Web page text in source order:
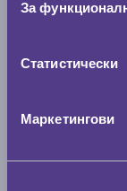
За
Статистически
Маркетингови